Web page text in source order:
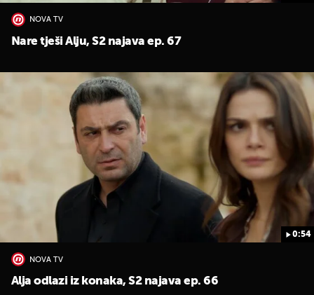
NOVA TV
Nare tješi Alju, S2 najava ep. 67
0:54
NOVA TV
Alja odlazi iz konaka, S2 najava ep. 66